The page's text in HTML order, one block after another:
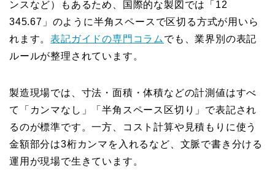
ンスなど）もあるため、国際的な製図では「12
345.67」のように半角スペースで区切る方式が用いら
れます。表記ガイドの専門コラム でも、業界別の表記
ルールが整理されています。
製造現場では、寸法・面積・体積などの計測値はすべ
て「カンマなし」「半角スペース区切り」で表記され
るのが標準です。一方、コスト計算や見積もりに使う
金額部分は3桁カンマを入れるなど、文脈で書き分ける
運用が現場で生きています。